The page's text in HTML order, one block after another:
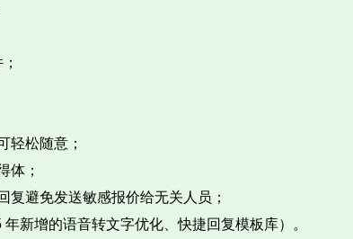
轻松随意；​
体；​
避免发送敏感报价给无关人员；​
新增的语音转文字优化、快捷回复模板库）。